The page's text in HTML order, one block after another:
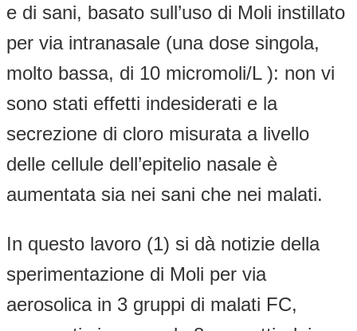
e di sani, basato sull’uso di Moli instillato
per via intranasale (una dose singola,
molto bassa, di 10 micromoli/L ): non vi
sono stati effetti indesiderati e la
secrezione di cloro misurata a livello
delle cellule dell’epitelio nasale è
aumentata sia nei sani che nei malati.
In questo lavoro (1) si dà notizie della
sperimentazione di Moli per via
aerosolica in 3 gruppi di malati FC,